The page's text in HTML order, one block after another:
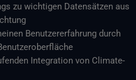
zu wichtigen Datensätzen aus
Benutzererfahrung durch
Integration von Climate-